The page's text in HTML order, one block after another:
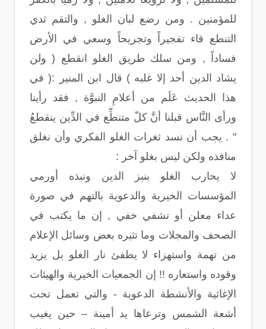
للمؤمنين . ومن رضع لبان الغلو , والتقم ثدي
التنطع قاء تفجيراً وتجريحاً وسعي في الأرض
فساداً , ومن سلك طريق الغلو انقطع ( ولن
يشاد الدين أحد إلا غلبه ) قال ابن المنير :( في
هذا الحديث عَلَم من أعلامِ النبوَّة , فقد رأينا
ورأى النَّاس قبلنا أنَّ كلّ متنطِّع في الدِّين ينقطعُ
" . يجب أن نسد ثغرات الغلو الفكري وأن نغلق
منافذه ولكن ليس بغلو آخر :
لا يحارب الغلو بنبز الدين ونبذه أورمي
المؤسسات الخيرية والدعوية بالتهم في صورة
عداء معلن أو تشفي خفي , إن ما يكتب في
الصحف والمجلات وما تثيره بعض وسائل الإعلام
من تهمة واستهزاء لا يطفئ نار الغلو بل يزيد
وقوده واستعاره !! إن الجمعيات الخيرية والهيئات
الإغاثية والأنشطة الدعوية - والتي تعمل تحت
أشعة الشمس وترعاها يد أمينة – حين يغيب